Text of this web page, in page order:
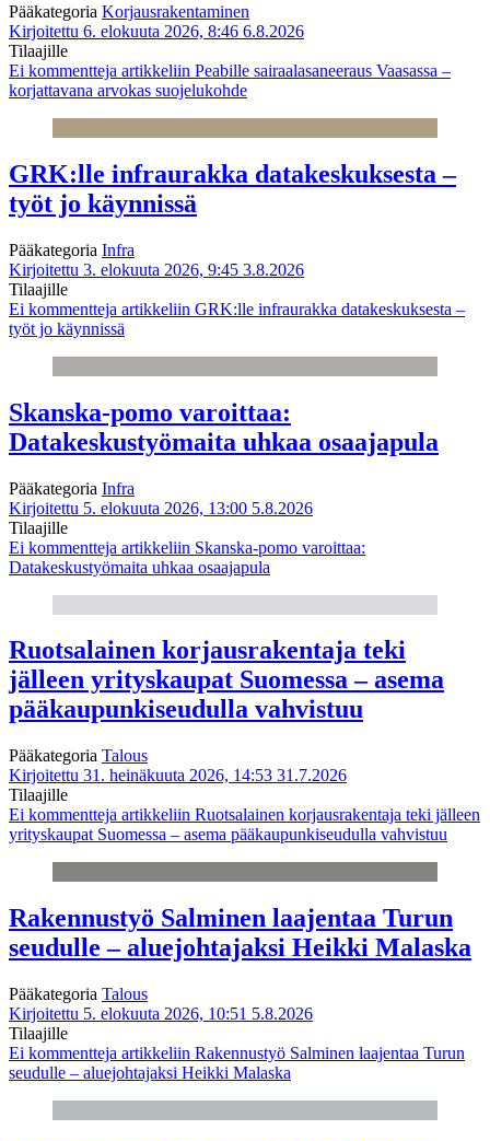
Pääkategoria Korjausrakentaminen
Kirjoitettu 6. elokuuta 2026, 8:46 6.8.2026
Tilaajille
Ei kommentteja artikkeliin Peabille sairaalasaneeraus Vaasassa –
korjattavana arvokas suojelukohde
GRK:lle infraurakka datakeskuksesta –
työt jo käynnissä
Pääkategoria Infra
Kirjoitettu 3. elokuuta 2026, 9:45 3.8.2026
Tilaajille
Ei kommentteja artikkeliin GRK:lle infraurakka datakeskuksesta –
työt jo käynnissä
Skanska-pomo varoittaa:
Datakeskustyömaita uhkaa osaajapula
Pääkategoria Infra
Kirjoitettu 5. elokuuta 2026, 13:00 5.8.2026
Tilaajille
Ei kommentteja artikkeliin Skanska-pomo varoittaa:
Datakeskustyömaita uhkaa osaajapula
Ruotsalainen korjausrakentaja teki
jälleen yrityskaupat Suomessa – asema
pääkaupunkiseudulla vahvistuu
Pääkategoria Talous
Kirjoitettu 31. heinäkuuta 2026, 14:53 31.7.2026
Tilaajille
Ei kommentteja artikkeliin Ruotsalainen korjausrakentaja teki jälleen
yrityskaupat Suomessa – asema pääkaupunkiseudulla vahvistuu
Rakennustyö Salminen laajentaa Turun
seudulle – aluejohtajaksi Heikki Malaska
Pääkategoria Talous
Kirjoitettu 5. elokuuta 2026, 10:51 5.8.2026
Tilaajille
Ei kommentteja artikkeliin Rakennustyö Salminen laajentaa Turun
seudulle – aluejohtajaksi Heikki Malaska